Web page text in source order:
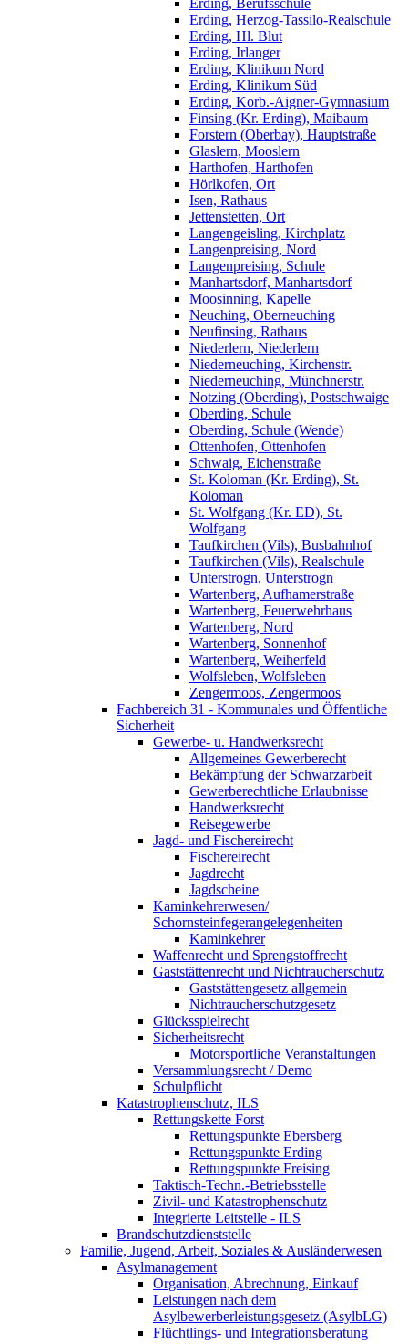
Erding, Berufsschule
Erding, Herzog-Tassilo-Realschule
Erding, Hl. Blut
Erding, Irlanger
Erding, Klinikum Nord
Erding, Klinikum Süd
Erding, Korb.-Aigner-Gymnasium
Finsing (Kr. Erding), Maibaum
Forstern (Oberbay), Hauptstraße
Glaslern, Mooslern
Harthofen, Harthofen
Hörlkofen, Ort
Isen, Rathaus
Jettenstetten, Ort
Langengeisling, Kirchplatz
Langenpreising, Nord
Langenpreising, Schule
Manhartsdorf, Manhartsdorf
Moosinning, Kapelle
Neuching, Oberneuching
Neufinsing, Rathaus
Niederlern, Niederlern
Niederneuching, Kirchenstr.
Niederneuching, Münchnerstr.
Notzing (Oberding), Postschwaige
Oberding, Schule
Oberding, Schule (Wende)
Ottenhofen, Ottenhofen
Schwaig, Eichenstraße
St. Koloman (Kr. Erding), St.
Koloman
St. Wolfgang (Kr. ED), St.
Wolfgang
Taufkirchen (Vils), Busbahnhof
Taufkirchen (Vils), Realschule
Unterstrogn, Unterstrogn
Wartenberg, Aufhamerstraße
Wartenberg, Feuerwehrhaus
Wartenberg, Nord
Wartenberg, Sonnenhof
Wartenberg, Weiherfeld
Wolfsleben, Wolfsleben
Zengermoos, Zengermoos
Fachbereich 31 - Kommunales und Öffentliche
Sicherheit
Gewerbe- u. Handwerksrecht
Allgemeines Gewerberecht
Bekämpfung der Schwarzarbeit
Gewerberechtliche Erlaubnisse
Handwerksrecht
Reisegewerbe
Jagd- und Fischereirecht
Fischereirecht
Jagdrecht
Jagdscheine
Kaminkehrerwesen/
Schornsteinfegerangelegenheiten
Kaminkehrer
Waffenrecht und Sprengstoffrecht
Gaststättenrecht und Nichtraucherschutz
Gaststättengesetz allgemein
Nichtraucherschutzgesetz
Glücksspielrecht
Sicherheitsrecht
Motorsportliche Veranstaltungen
Versammlungsrecht / Demo
Schulpflicht
Katastrophenschutz, ILS
Rettungskette Forst
Rettungspunkte Ebersberg
Rettungspunkte Erding
Rettungspunkte Freising
Taktisch-Techn.-Betriebsstelle
Zivil- und Katastrophenschutz
Integrierte Leitstelle - ILS
Brandschutzdienststelle
Familie, Jugend, Arbeit, Soziales & Ausländerwesen
Asylmanagement
Organisation, Abrechnung, Einkauf
Leistungen nach dem
Asylbewerberleistungsgesetz (AsylbLG)
Flüchtlings- und Integrationsberatung